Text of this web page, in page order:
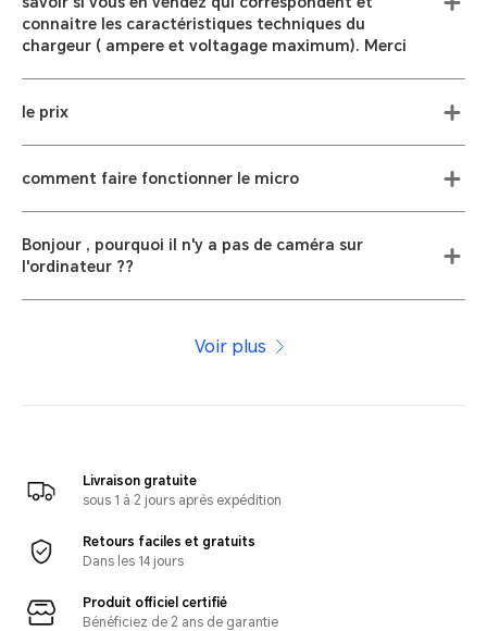
connaitre les caractéristiques techniques du
chargeur ( ampere et voltagage maximum). Merci
le prix
comment faire fonctionner le micro
Bonjour , pourquoi il n'y a pas de caméra sur
l'ordinateur ??
Voir plus
Livraison gratuite
sous 1 à 2 jours après expédition
Retours faciles et gratuits
Dans les 14 jours
Produit officiel certifié
Bénéficiez de 2 ans de garantie